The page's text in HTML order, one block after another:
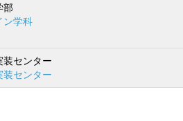
部
ン学科
装センター
装センター